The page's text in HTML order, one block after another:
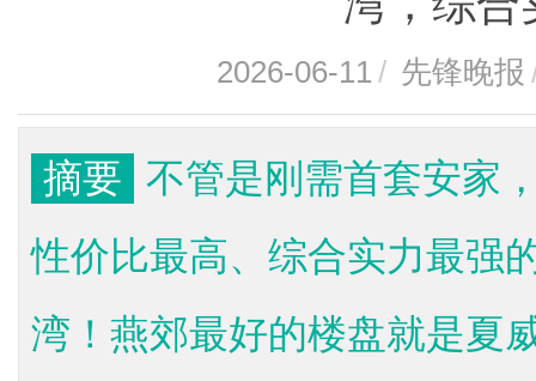
2026-06-11 / 先锋晚报
摘要 不管是刚需首套安家
性价比最高、综合实力最强
湾！燕郊最好的楼盘就是夏